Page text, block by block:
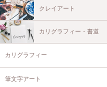
クレイアート
カリグラフィー・書道
カリグラフィー
筆文字アート